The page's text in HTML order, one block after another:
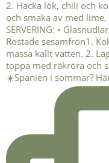
☀️Spanien i sommar?